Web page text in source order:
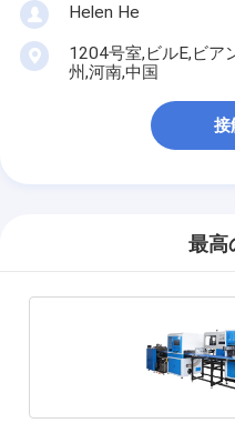
Helen He
1204号室,ビルE,ビア
州,河南,中国
接
最高